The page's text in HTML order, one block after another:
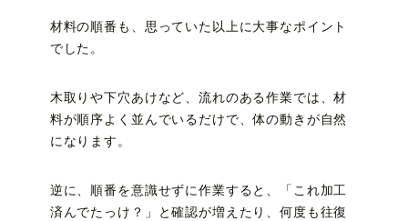
材料の順番も、思っていた以上に大事なポイント
でした。
木取りや下穴あけなど、流れのある作業では、材
料が順序よく並んでいるだけで、体の動きが自然
になります。
逆に、順番を意識せずに作業すると、「これ加工
済んでたっけ？」と確認が増えたり、何度も往復